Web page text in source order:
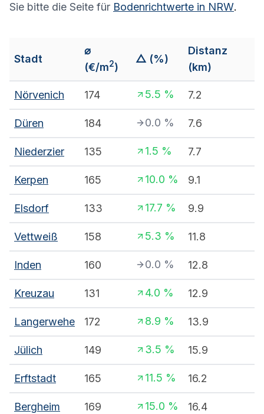
Sie bitte die Seite für Bodenrichtwerte in NRW.
Stadt
⌀
(€/m2)
△ (%)
Distanz
(km)
Nörvenich 174 5.5 % 7.2
Düren 184 0.0 % 7.6
Niederzier 135 1.5 % 7.7
Kerpen 165 10.0 % 9.1
Elsdorf 133 17.7 % 9.9
Vettweiß 158 5.3 % 11.8
Inden 160 0.0 % 12.8
Kreuzau 131 4.0 % 12.9
Langerwehe 172 8.9 % 13.9
Jülich 149 3.5 % 15.9
Erftstadt 165 11.5 % 16.2
Bergheim 169 15.0 % 16.4